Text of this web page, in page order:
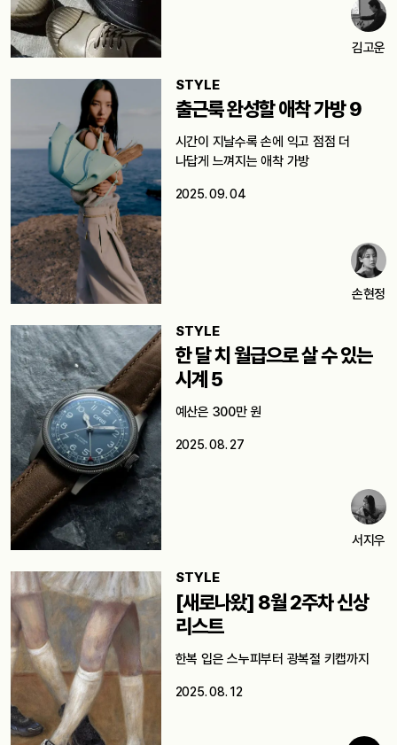
김고운
STYLE
출근룩 완성할 애착 가방 9
시간이 지날수록 손에 익고 점점 더
나답게 느껴지는 애착 가방
2025. 09. 04
손현정
STYLE
한 달 치 월급으로 살 수 있는
시계 5
예산은 300만 원
2025. 08. 27
서지우
STYLE
[새로나왔] 8월 2주차 신상
리스트
한복 입은 스누피부터 광복절 키캡까지
2025. 08. 12